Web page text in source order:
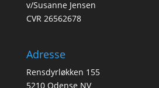
v/Susanne Jensen
CVR 26562678
Adresse
Rensdyrløkken 155
5210 Odense NV